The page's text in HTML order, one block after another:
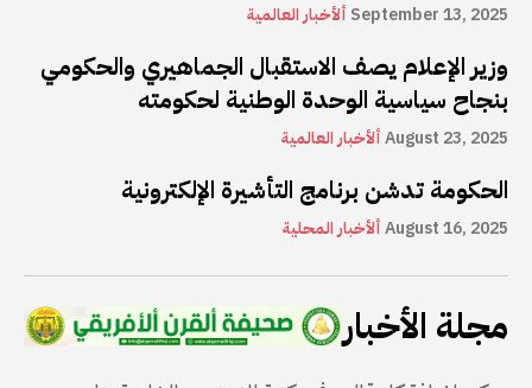
ألأخبار العالمية September 13, 2025
وزير الإعلام يصف الاستقبال الجماهيري والحكومي
بنجاح سياسية الوحدة الوطنية لحكومته
ألأخبار العالميةAugust 23, 2025
الحكومة تدشن برنامج التأشيرة الإلكترونية
ألأخبار المحليةAugust 16, 2025
مجلة الأخبار